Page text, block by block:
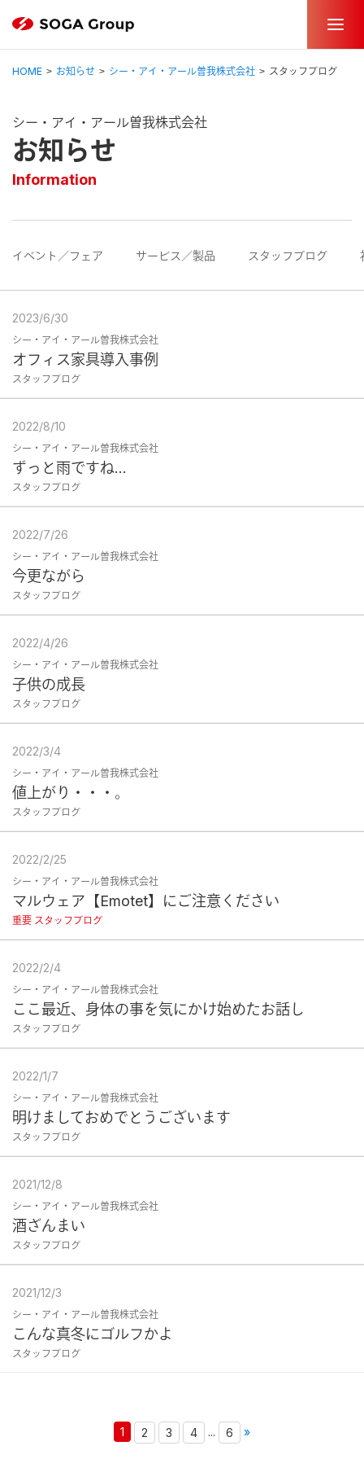
HOME お知らせ シー・アイ・アール曽我株式会社 スタッフブログ
シー・アイ・アール曽我株式会社
お知らせ
Information
イベント／フェア サービス／製品 スタッフブログ
2023/6/30
シー・アイ・アール曽我株式会社
オフィス家具導入事例
スタッフブログ
2022/8/10
シー・アイ・アール曽我株式会社
ずっと雨ですね…
スタッフブログ
2022/7/26
シー・アイ・アール曽我株式会社
今更ながら
スタッフブログ
2022/4/26
シー・アイ・アール曽我株式会社
子供の成長
スタッフブログ
2022/3/4
シー・アイ・アール曽我株式会社
値上がり・・・。
スタッフブログ
2022/2/25
シー・アイ・アール曽我株式会社
マルウェア【Emotet】にご注意ください
重要 スタッフブログ
2022/2/4
シー・アイ・アール曽我株式会社
ここ最近、身体の事を気にかけ始めたお話し
スタッフブログ
2022/1/7
シー・アイ・アール曽我株式会社
明けましておめでとうございます
スタッフブログ
2021/12/8
シー・アイ・アール曽我株式会社
酒ざんまい
スタッフブログ
2021/12/3
シー・アイ・アール曽我株式会社
こんな真冬にゴルフかよ
スタッフブログ
1 2 3 4 ... 6 »